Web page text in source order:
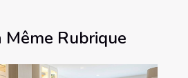
Même Rubrique